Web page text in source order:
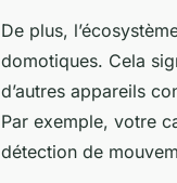
De plus,
domotiques. Cela
d’autres appareils
Par exemple, votre
détection de